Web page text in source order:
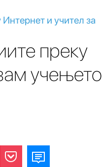
и учител за
преку
учењето